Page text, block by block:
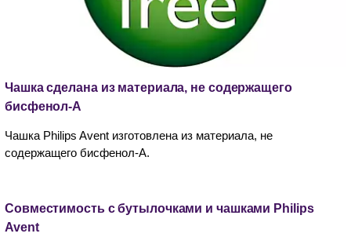
Чашка сделана из материала, не содержащего
бисфенол-А
Чашка Philips Avent изготовлена из материала, не
содержащего бисфенол-А.
Совместимость с бутылочками и чашками Philips
Avent